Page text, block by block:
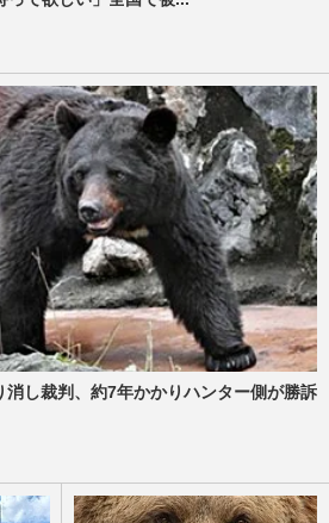
消し裁判、約7年かかりハンター側が勝訴